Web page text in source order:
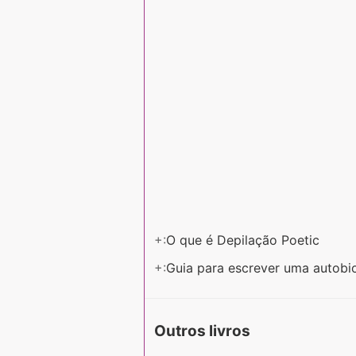
+:O que é Depilação Poetic
+:Guia para escrever uma
Outros livros